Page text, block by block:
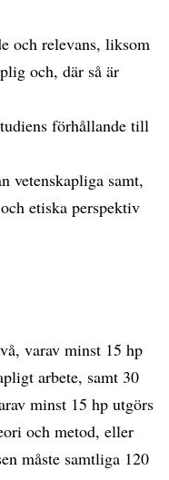
och relevans, liksom
och, där så är
förhållande till
vetenskapliga samt,
etiska perspektiv
varav minst 15 hp
arbete, samt 30
minst 15 hp utgörs
och metod, eller
måste samtliga 120